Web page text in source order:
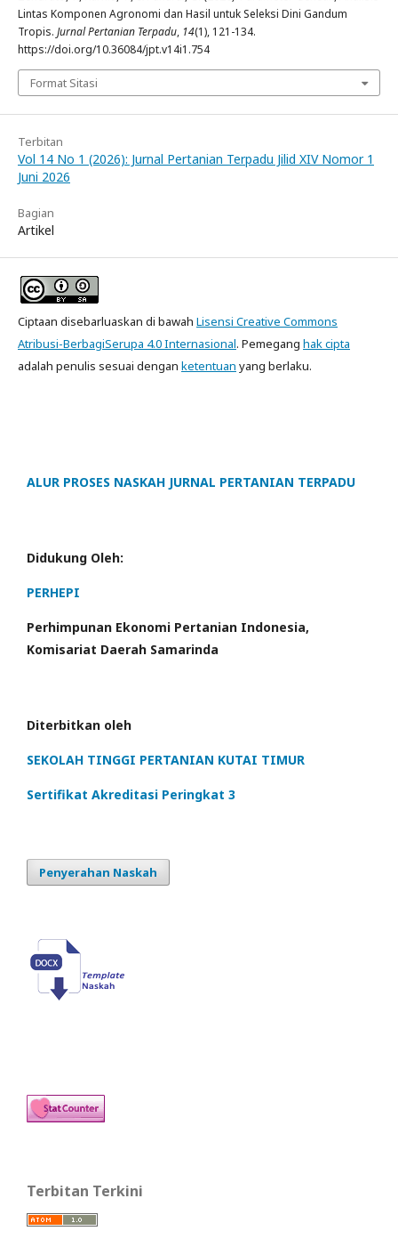
Lintas Komponen Agronomi dan Hasil untuk Seleksi Dini Gandum
Tropis. Jurnal Pertanian Terpadu, 14(1), 121-134.
https://doi.org/10.36084/jpt.v14i1.754
Format Sitasi
Terbitan
Vol 14 No 1 (2026): Jurnal Pertanian Terpadu Jilid XIV Nomor 1
Juni 2026
Bagian
Artikel
Ciptaan disebarluaskan di bawah Lisensi Creative Commons
Atribusi-BerbagiSerupa 4.0 Internasional. Pemegang hak cipta
adalah penulis sesuai dengan ketentuan yang berlaku.
ALUR PROSES NASKAH JURNAL PERTANIAN TERPADU
Didukung Oleh:
PERHEPI
Perhimpunan Ekonomi Pertanian Indonesia,
Komisariat Daerah Samarinda
Diterbitkan oleh
SEKOLAH TINGGI PERTANIAN KUTAI TIMUR
Sertifikat Akreditasi Peringkat 3
Penyerahan Naskah
Terbitan Terkini